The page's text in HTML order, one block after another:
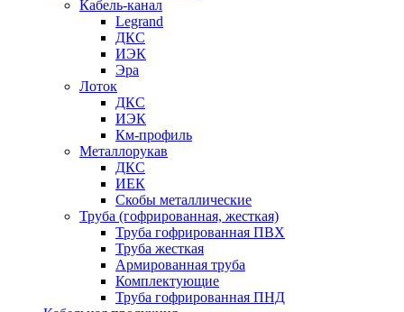
Кабель-канал
Legrand
ДКС
ИЭК
Эра
Лоток
ДКС
ИЭК
Км-профиль
Металлорукав
ДКС
ИЕК
Скобы металлические
Труба (гофрированная, жесткая)
Труба гофрированная ПВХ
Труба жесткая
Армированная труба
Комплектующие
Труба гофрированная ПНД